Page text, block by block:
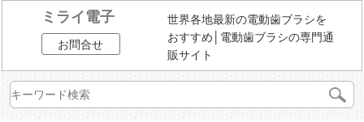
ミライ電子
お問合せ
世界各地最新の電動歯ブラシを
おすすめ│電動歯ブラシの専門通
販サイト